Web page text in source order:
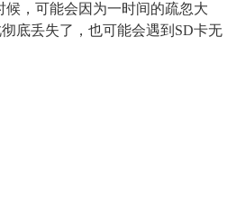
，可能会因为一时间的疏忽大
底丢失了，也可能会遇到SD卡无